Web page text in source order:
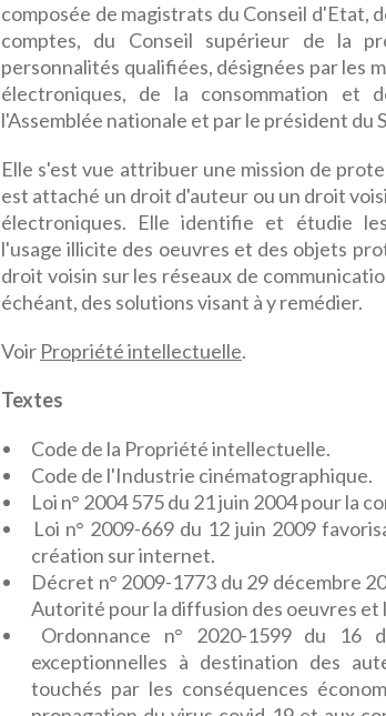
composée de magistrats du Conseil d'Etat,
comptes, du Conseil supérieur de la
personnalités qualifiées, désignées par les
électroniques, de la consommation
l'Assemblée nationale et par le président du
Elle s'est vue attribuer une mission de
est attaché un droit d'auteur ou un droit
électroniques. Elle identifie et étudie
l'usage illicite des oeuvres et des objets
droit voisin sur les réseaux de
échéant, des solutions visant à y remédier.
Voir Propriété intellectuelle.
Textes
Code de la Propriété intellectuelle.
Code de l'Industrie cinématographique.
Loi n° 2004 575 du 21 juin 2004 pour la
Loi n° 2009-669 du 12 juin 2009
création sur internet.
Décret n° 2009-1773 du 29 décembre
Autorité pour la diffusion des oeuvres
Ordonnance n° 2020-1599 du 16
exceptionnelles à destination des
touchés par les conséquences